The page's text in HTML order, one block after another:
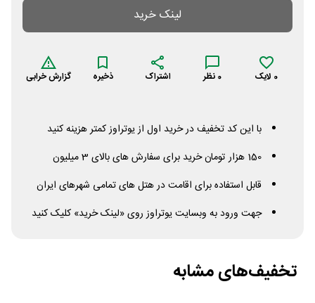
لینک خرید
0 لایک 0 نظر اشتراک ذخیره گزارش خرابی
با این کد تخفیف در خرید اول از یوتراوز کمتر هزینه کنید
150 هزار تومان خرید برای سفارش های بالای 3 میلیون
قابل استفاده برای اقامت در هتل های تمامی شهرهای ایران
جهت ورود به وبسایت یوتراوز روی «لینک خرید» کلیک کنید
تخفیف‌های مشابه